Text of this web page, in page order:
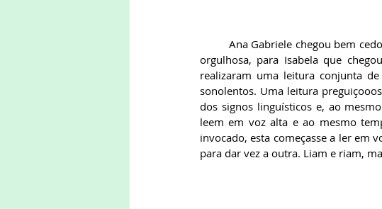
orgulhosa, para Isabela que
realizaram uma leitura conjunta
sonolentos. Uma leitura
dos signos linguísticos e, ao
leem em voz alta e ao mesmo
invocado, esta começasse a ler em
para dar vez a outra. Liam e riam,